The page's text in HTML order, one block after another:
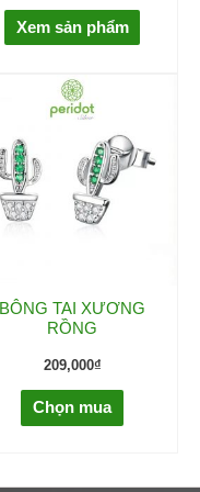
Xem sản phẩm
BÔNG TAI XƯƠNG
RỒNG
209,000₫
Chọn mua